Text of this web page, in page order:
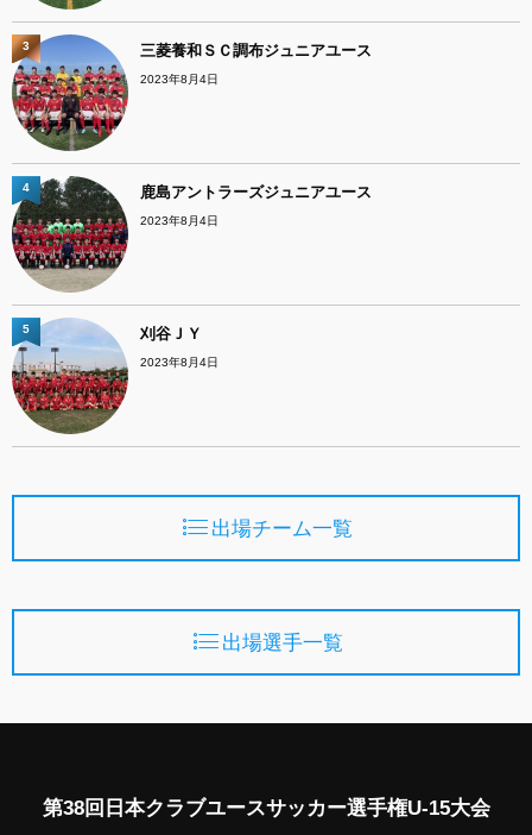
三菱養和ＳＣ調布ジュニアユース
2023年8月4日
3
鹿島アントラーズジュニアユース
2023年8月4日
4
刈谷ＪＹ
2023年8月4日
5
出場チーム一覧
出場選手一覧
第38回日本クラブユースサッカー選手権U-15大会